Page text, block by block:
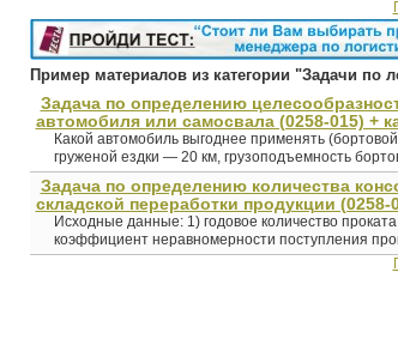
Пример материалов из категории "Задачи по
Задача по определению
автомобиля или самосвала (0258-015) +
Какой автомобиль выгоднее применять
груженой ездки — 20 км, грузоподъемность
Задача по определению количества
складской переработки продукции (0258-
Исходные данные: 1) годовое количество
коэффициент неравномерности поступления